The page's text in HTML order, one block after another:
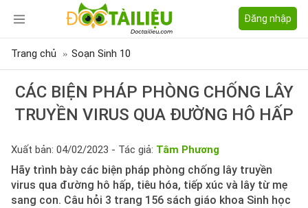
Đăng nhập
Trang chủ Soạn Sinh 10
CÁC BIỆN PHÁP PHÒNG CHỐNG LÂY
TRUYỀN VIRUS QUA ĐƯỜNG HÔ HẤP
Xuất bản: 04/02/2023 - Tác giả: Tâm Phương
Hãy trình bày các biện pháp phòng chống lây truyền
virus qua đường hô hấp, tiêu hóa, tiếp xúc và lây từ mẹ
sang con. Câu hỏi 3 trang 156 sách giáo khoa Sinh học